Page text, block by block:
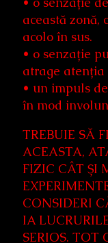
această zonă,
acolo în sus.
• o senzație
atrage atenția
• un impuls
în mod
TREBUIE SĂ
ACEASTA,
FIZIC CÂT ȘI
CONSIDERI
IA
SERIOS. TOT